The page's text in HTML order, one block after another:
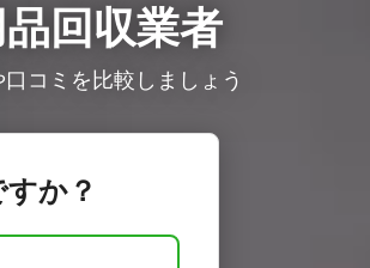
回収業者
コミを比較しましょう
か？